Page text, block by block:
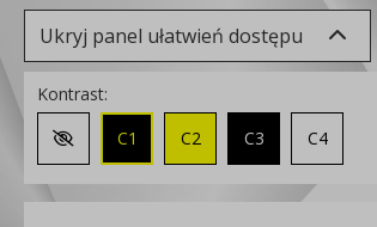
Ukryj panel ułatwień dostępu
Kontrast:
Zmień kontrast na domyślny
C1 C2 C3 C4